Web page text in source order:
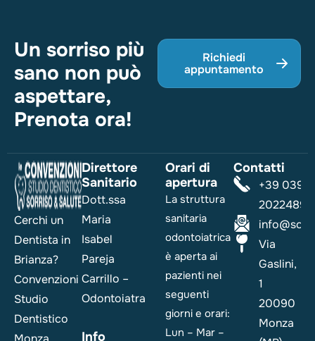
Un sorriso più
sano non può
aspettare,
Prenota ora!
Richiedi
appuntamento
Cerchi un
Dentista in
Brianza?
Convenzioni
Studio
Dentistico
Direttore
Sanitario
Dott.ssa
Maria
Isabel
Pareja
Carrillo –
Odontoiatra
Info
Orari di
apertura
La struttura
sanitaria
odontoiatrica
è aperta ai
pazienti nei
seguenti
giorni e orari:
Lun – Mar –
Contatti
+39 039
2022489
Via
Gaslini,
1
20090
Monza